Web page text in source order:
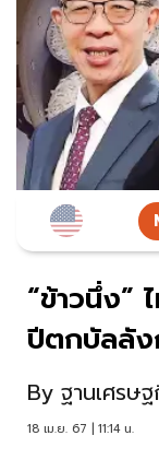
“ข้าวนึ่ง”
ปีตกบัลลัง
By ฐานเศรษ
18 เม.ย. 67 | 11:14 น.